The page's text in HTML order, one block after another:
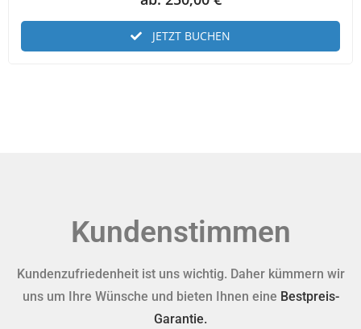
JETZT BUCHEN
Kundenstimmen
Kundenzufriedenheit ist uns wichtig. Daher kümmern wir
uns um Ihre Wünsche und bieten Ihnen eine Bestpreis-
Garantie.